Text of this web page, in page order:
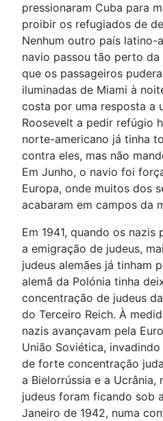
pressionaram Cuba para
proibir os refugiados de
Nenhum outro país latino-
navio passou tão perto
que os passageiros
iluminadas de Miami à
costa por uma resposta a
Roosevelt a pedir refúgio
norte-americano já tinha
contra eles, mas não
Em Junho, o navio foi
Europa, onde muitos dos
acabaram em campos da
Em 1941, quando os
a emigração de judeus,
judeus alemães já tinham
alemã da Polónia tinha
concentração de judeus
do Terceiro Reich. À
nazis avançavam pela
União Soviética,
de forte concentração
a Bielorrússia e a Ucrânia,
judeus foram ficando sob
Janeiro de 1942, numa